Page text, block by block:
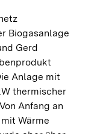
Biogasanlage
Gerd
Anlage mit
thermischer
Anfang an
Wärme